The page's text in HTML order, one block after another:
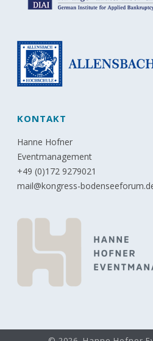
KONTAKT
Hanne Hofner
Eventmanagement
+49 (0)172 9279021
mail@kongress-